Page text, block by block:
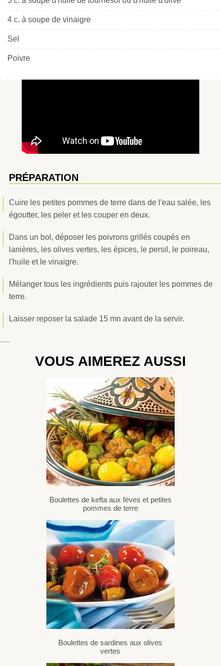
4 c. à soupe de vinaigre
Sel
Poivre
PRÉPARATION
Cuire les petites pommes de terre dans de l'eau salée, les
égoutter, les peler et les couper en deux.
Dans un bol, déposer les poivrons grillés coupés en
lanières, les olives vertes, les épices, le persil, le poireau,
l'huile et le vinaigre.
Mélanger tous les ingrédients puis rajouter les pommes de
terre.
Laisser reposer la salade 15 mn avant de la servir.
VOUS AIMEREZ AUSSI
Boulettes de kefta aux fèves et petites
pommes de terre
Boulettes de sardines aux olives
vertes